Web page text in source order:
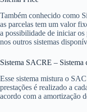
Também conhecido como
as parcelas tem um valor
a possibilidade de iniciar os
nos outros sistemas
Sistema SACRE – Sistema
Esse sistema mistura o
prestações é realizado a
acordo com a amortização